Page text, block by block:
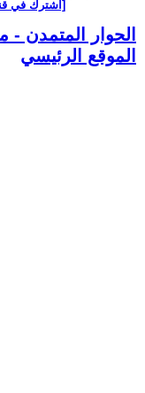
[اشترك في
الحوار المتمدن -
الموقع الرئيسي